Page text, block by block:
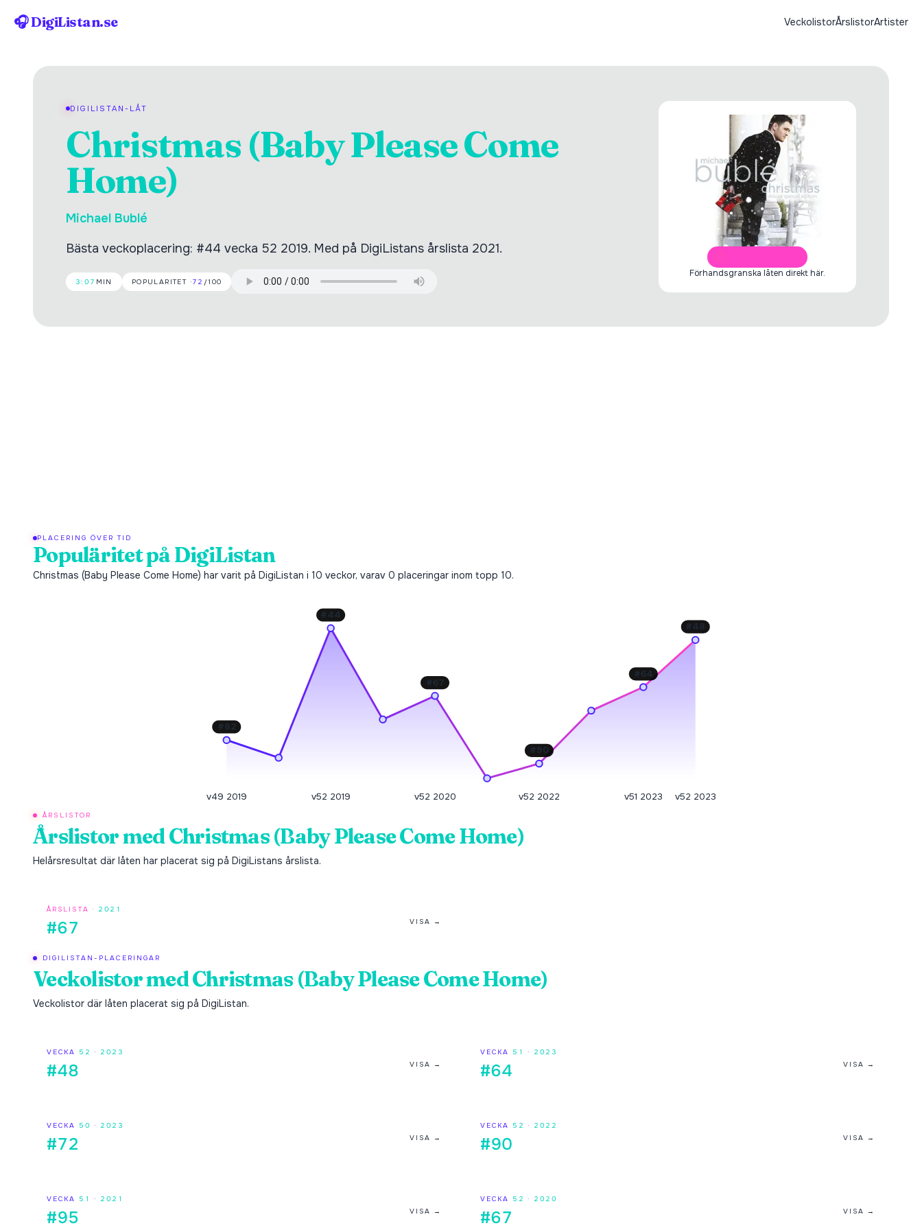
🎧 DigiListan.se VeckolistorÅrslistorArtister
DIGILISTAN-LÅT
Christmas (Baby Please Come
Home)
Michael Bublé
Bästa veckoplacering: #44 vecka 52 2019. Med på DigiListans årslista 2021.
3:07 MIN POPULARITET ·72 /100
Förhandsgranska låten direkt här.
PLACERING ÖVER TID
Populäritet på DigiListan
Christmas (Baby Please Come Home) har varit på DigiListan i 10 veckor, varav 0 placeringar inom topp 10.
#82
#44
#67
#90
#64
#48
v49 2019 v52 2019 v52 2020 v52 2022 v51 2023 v52 2023
ÅRSLISTOR
Årslistor medChristmas (Baby Please Come Home)
Helårsresultat där låten har placerat sig på DigiListans årslista.
ÅRSLISTA · 2021
#67 VISA →
DIGILISTAN-PLACERINGAR
Veckolistor medChristmas (Baby Please Come Home)
Veckolistor där låten placerat sig på DigiListan.
VECKA 52 · 2023
#48 VISA →
VECKA 51 · 2023
#64 VISA →
VECKA 50 · 2023
#72 VISA →
VECKA 52 · 2022
#90 VISA →
VECKA 51 · 2021
#95 VISA →
VECKA 52 · 2020
#67 VISA →